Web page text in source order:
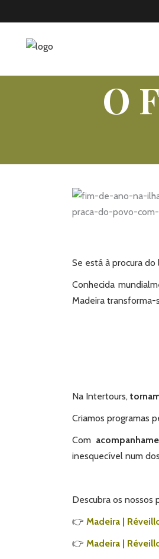
O
Se está à procura
Conhecida
Madeira transforma-
Na Intertours,
Criamos programas
Com
inesquecível num
Descubra os nossos
👉 Madeira |
👉 Madeira |